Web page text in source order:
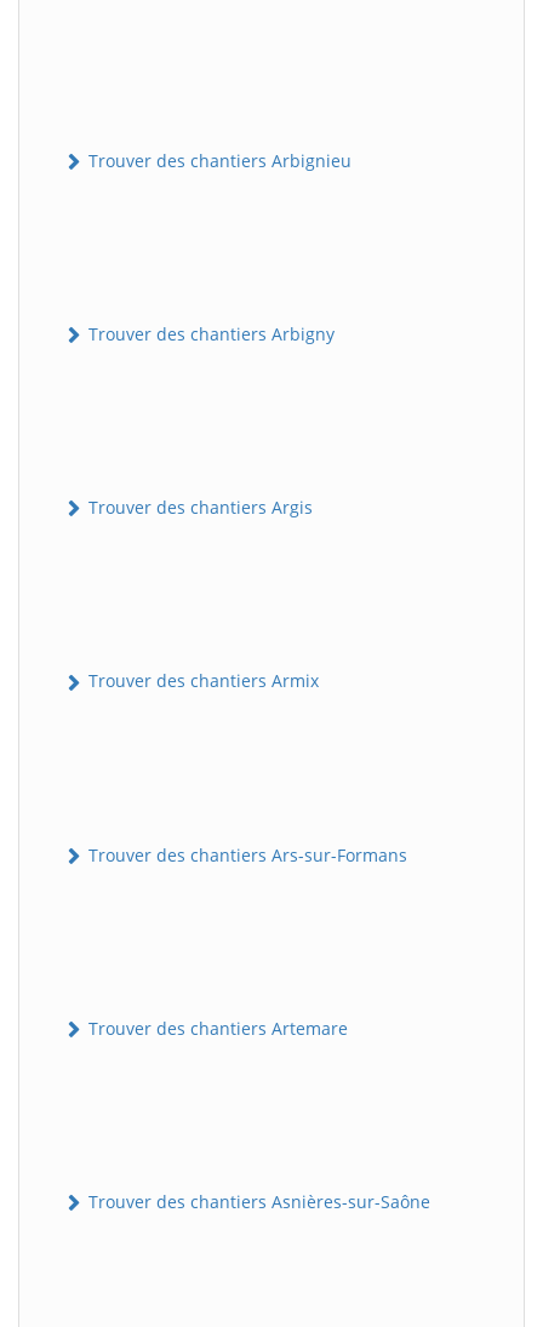
Trouver des chantiers Arbignieu
Trouver des chantiers Arbigny
Trouver des chantiers Argis
Trouver des chantiers Armix
Trouver des chantiers Ars-sur-Formans
Trouver des chantiers Artemare
Trouver des chantiers Asnières-sur-Saône